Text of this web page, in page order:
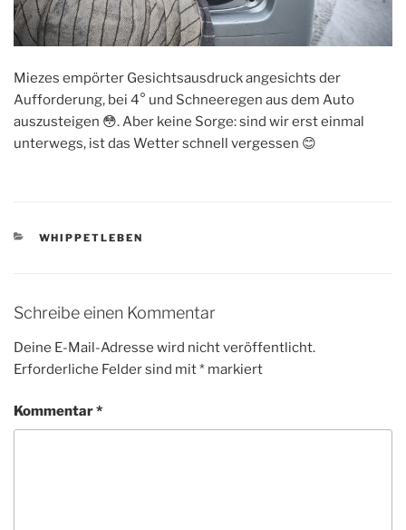
Miezes empörter Gesichtsausdruck angesichts der
Aufforderung, bei 4° und Schneeregen aus dem Auto
auszusteigen 😳. Aber keine Sorge: sind wir erst einmal
unterwegs, ist das Wetter schnell vergessen 😊
KATEGORIEN
WHIPPETLEBEN
Schreibe einen Kommentar
Deine E-Mail-Adresse wird nicht veröffentlicht.
Erforderliche Felder sind mit* markiert
Kommentar*